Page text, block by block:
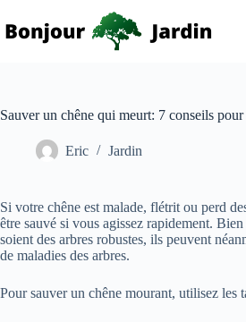
au
contenu
Sauver un chêne qui meurt: 7 conseils
Eric Jardin
Si votre chêne est malade, flétrit ou perd
être sauvé si vous agissez rapidement.
soient des arbres robustes, ils peuvent
de maladies des arbres.
Pour sauver un chêne mourant, utilisez les